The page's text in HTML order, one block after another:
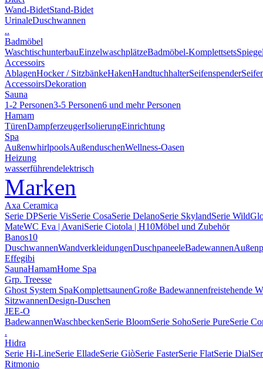
Wand-BidetStand-Bidet
UrinaleDuschwannen
..
Badmöbel
WaschtischunterbauEinzelwaschplätzeBadmöbel-Komplettsets
Accessoirs
AblagenHocker / SitzbänkeHakenHandtuchhalterSeifenspender
AccessoirsDekoration
Sauna
1-2 Personen3-5 Personen6 und mehr Personen
Hamam
TürenDampferzeugerIsolierungEinrichtung
Spa
AußenwhirlpoolsAußenduschenWellness-Oasen
Heizung
wasserführendelektrisch
Marken
Axa Ceramica
Serie DPSerie VisSerie CosaSerie DelanoSerie SkylandSerie Wild
MateWC Eva | AvaniSerie Ciotola | H10Möbel und Zubehör
Banos10
DuschwannenWandverkleidungenDuschpaneeleBadewannen
Effegibi
SaunaHamamHome Spa
Grp. Treesse
Ghost System SpaKomplettsaunenGroße Badewannenfreistehende
SitzwannenDesign-Duschen
JEE-O
BadewannenWaschbeckenSerie BloomSerie SohoSerie PureSerie
.
Hidra
Serie Hi-LineSerie ElladeSerie GiòSerie FasterSerie FlatSerie Dial
Ritmonio